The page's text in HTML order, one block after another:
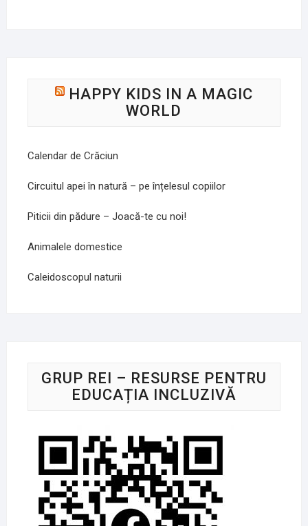
HAPPY KIDS IN A MAGIC
WORLD
Calendar de Crăciun
Circuitul apei în natură – pe înțelesul copiilor
Piticii din pădure – Joacă-te cu noi!
Animalele domestice
Caleidoscopul naturii
GRUP REI – RESURSE PENTRU
EDUCAȚIA INCLUZIVĂ